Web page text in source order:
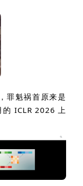
罪魁祸首原来是
的 ICLR 2026上